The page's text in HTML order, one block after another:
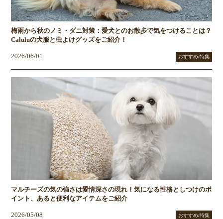
梅雨から秋のノミ・ダニ対策：愛犬とのお散歩で気をつけることは？
Caluluの犬服と虫よけグッズをご紹介！
2026/06/01 おすすめ/特集
マルチーズの気の強さは愛情深さの現れ！気になる性格としつけのポ
イント、あると便利なアイテムをご紹介
2026/05/08 おすすめ/特集